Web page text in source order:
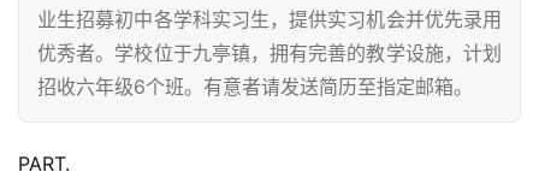
业生招募初中各学科实习生，提供实习机会并优先录用
优秀者。学校位于九亭镇，拥有完善的教学设施，计划
招收六年级6个班。有意者请发送简历至指定邮箱。
PART.